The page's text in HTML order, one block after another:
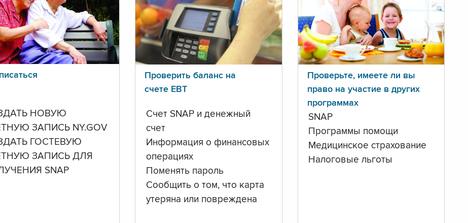
НОВУЮ
ЗАПИСЬ NY.GOV
ГОСТЕВУЮ
ЗАПИСЬ ДЛЯ
SNAP
Проверить баланс на
счете ЕВТ
Счет SNAP и денежный
счет
Информация о финансовых
операциях
Поменять пароль
Сообщить о том, что карта
утеряна или повреждена
Проверьте, имеете ли вы
право на участие в других
программах
SNAP
Программы помощи
Медицинское страхование
Налоговые льготы